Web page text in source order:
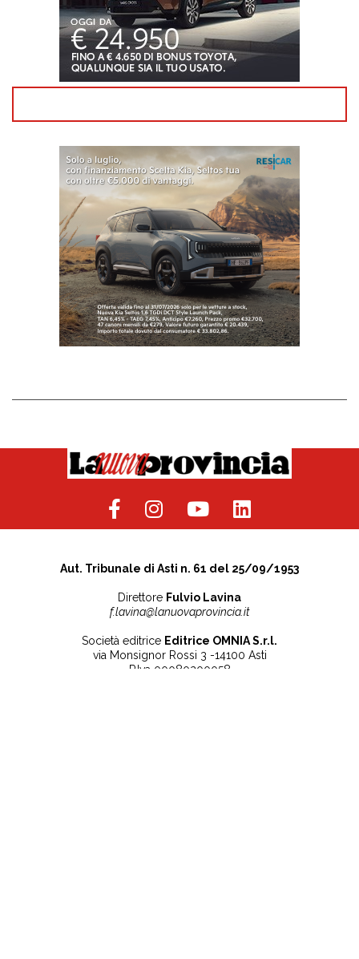
Aut. Tribunale di Asti n. 61 del 25/09/1953
Direttore Fulvio Lavina
f.lavina@lanuovaprovincia.it
Società editrice Editrice OMNIA S.r.l.
via Monsignor Rossi 3 -14100 Asti
P.Iva 00080200058